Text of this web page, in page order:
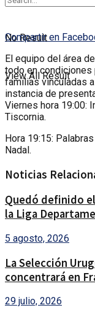
No Result
View All Result
Compartir en
El equipo del área
todo en condiciones
familias vinculadas
instancia de
Viernes hora 19:00:
Tiscornia.
Hora 19:15:
Nadal.
Noticias
Quedó definido
la Liga
5 agosto, 2026
La Selección
concentrará en
29 julio, 2026